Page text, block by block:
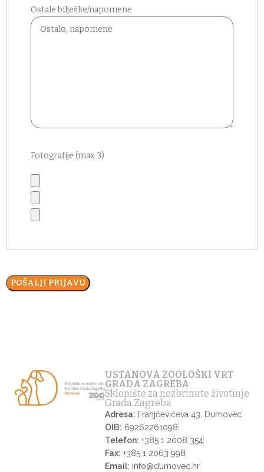
Ostale bilješke/napomene
Fotografije (max 3)
USTANOVA ZOOLOŠKI VRT
GRADA ZAGREBA
Sklonište za nezbrinute životinje
Grada Zagreba
Adresa: Franjčevićeva 43, Dumovec
OIB: 69262261098
Telefon: +385 1 2008 354
Fax: +385 1 2063 998
Email: info@dumovec.hr